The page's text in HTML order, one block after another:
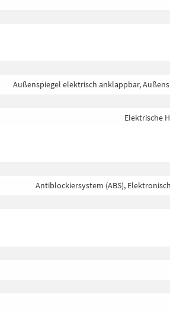
Außenspiegel elektrisch anklappbar,
Elektrische
Antiblockiersystem (ABS),